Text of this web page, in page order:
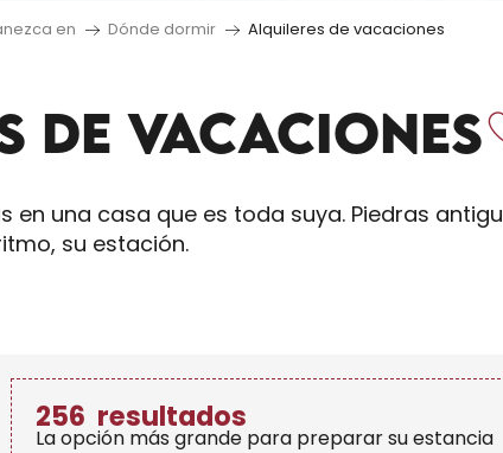
en Dónde dormir Alquileres de vacaciones
DE VACACIONES
en una casa que es toda suya. Piedras
su estación.
256 resultados
La opción más grande para preparar su estancia